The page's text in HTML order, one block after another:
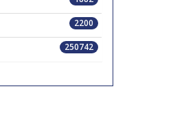
2200
250742